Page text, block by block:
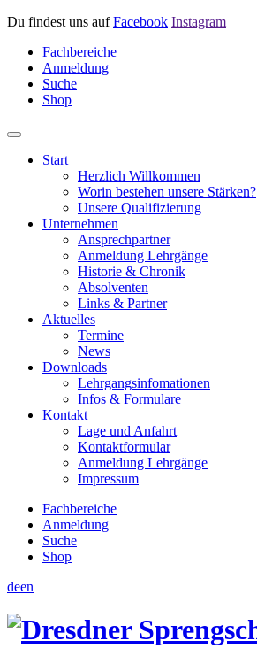
Du findest uns aufFacebook Instagram
Fachbereiche
Anmeldung
Suche
Shop
Start
Herzlich Willkommen
Worin bestehen unsere Stärken?
Unsere Qualifizierung
Unternehmen
Ansprechpartner
Anmeldung Lehrgänge
Historie & Chronik
Absolventen
Links & Partner
Aktuelles
Termine
News
Downloads
Lehrgangsinfomationen
Infos & Formulare
Kontakt
Lage und Anfahrt
Kontaktformular
Anmeldung Lehrgänge
Impressum
Fachbereiche
Anmeldung
Suche
Shop
deen